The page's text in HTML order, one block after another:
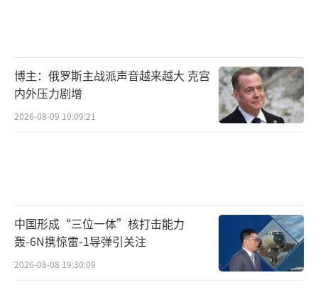
博主：俄罗斯主战派声音越来越大 克宫
内外压力剧增
2026-08-09 10:09:21
中国形成“三位一体”核打击能力
轰-6N携惊雷-1导弹引关注
2026-08-08 19:30:09